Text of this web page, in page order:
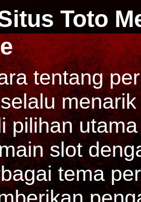
Toto
tentang
pilihan
slot
tema